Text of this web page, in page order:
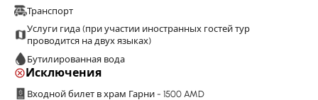
Транспорт
Услуги гида (при участии иностранных гостей тур
проводится на двух языках)
Бутилированная вода
Исключения
Входной билет в храм Гарни - 1500 AMD